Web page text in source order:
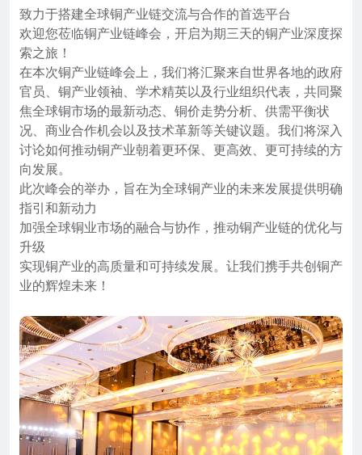
致力于搭建全球铜产业链交流与合作的首选平台
欢迎您莅临铜产业链峰会，开启为期三天的铜产业深度探
索之旅！
在本次铜产业链峰会上，我们将汇聚来自世界各地的政府
官员、铜产业领袖、学术精英以及行业组织代表，共同聚
焦全球铜市场的最新动态、铜价走势分析、供需平衡状
况、商业合作机会以及技术革新等关键议题。我们将深入
讨论如何推动铜产业朝着更环保、更高效、更可持续的方
向发展。
此次峰会的举办，旨在为全球铜产业的未来发展提供明确
指引和新动力
加强全球铜业市场的融合与协作，推动铜产业链的优化与
升级
实现铜产业的高质量和可持续发展。让我们携手共创铜产
业的辉煌未来！